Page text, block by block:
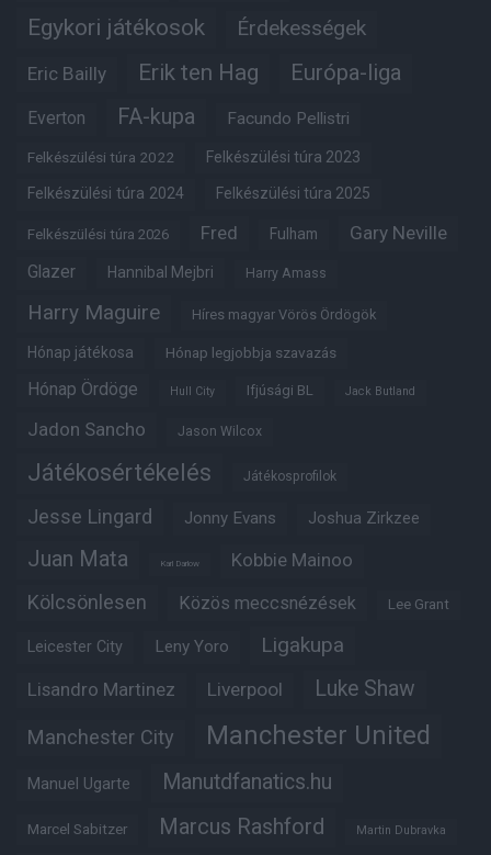
Egykori játékosok Érdekességek
Eric Bailly Erik ten Hag Európa-liga
Everton FA-kupa Facundo Pellistri
Felkészülési túra 2022 Felkészülési túra 2023
Felkészülési túra 2024 Felkészülési túra 2025
Felkészülési túra 2026 Fred Fulham Gary Neville
Glazer Hannibal Mejbri Harry Amass
Harry Maguire Híres magyar Vörös Ördögök
Hónap játékosa Hónap legjobbja szavazás
Hónap Ördöge Hull City Ifjúsági BL Jack Butland
Jadon Sancho Jason Wilcox
Játékosértékelés Játékosprofilok
Jesse Lingard Jonny Evans Joshua Zirkzee
Juan Mata Karl Darlow Kobbie Mainoo
Kölcsönlesen Közös meccsnézések Lee Grant
Leicester City Leny Yoro Ligakupa
Lisandro Martinez Liverpool Luke Shaw
Manchester City Manchester United
Manuel Ugarte Manutdfanatics.hu
Marcel Sabitzer Marcus Rashford Martin Dubravka